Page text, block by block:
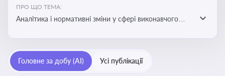
ПРО ЩО ТЕМА:
Аналітика і нормативні зміни у сфері виконавчого
завершенню проваджень, діяльності державних і
приватних виконавців
Головне за добу (AI) Усі публікації